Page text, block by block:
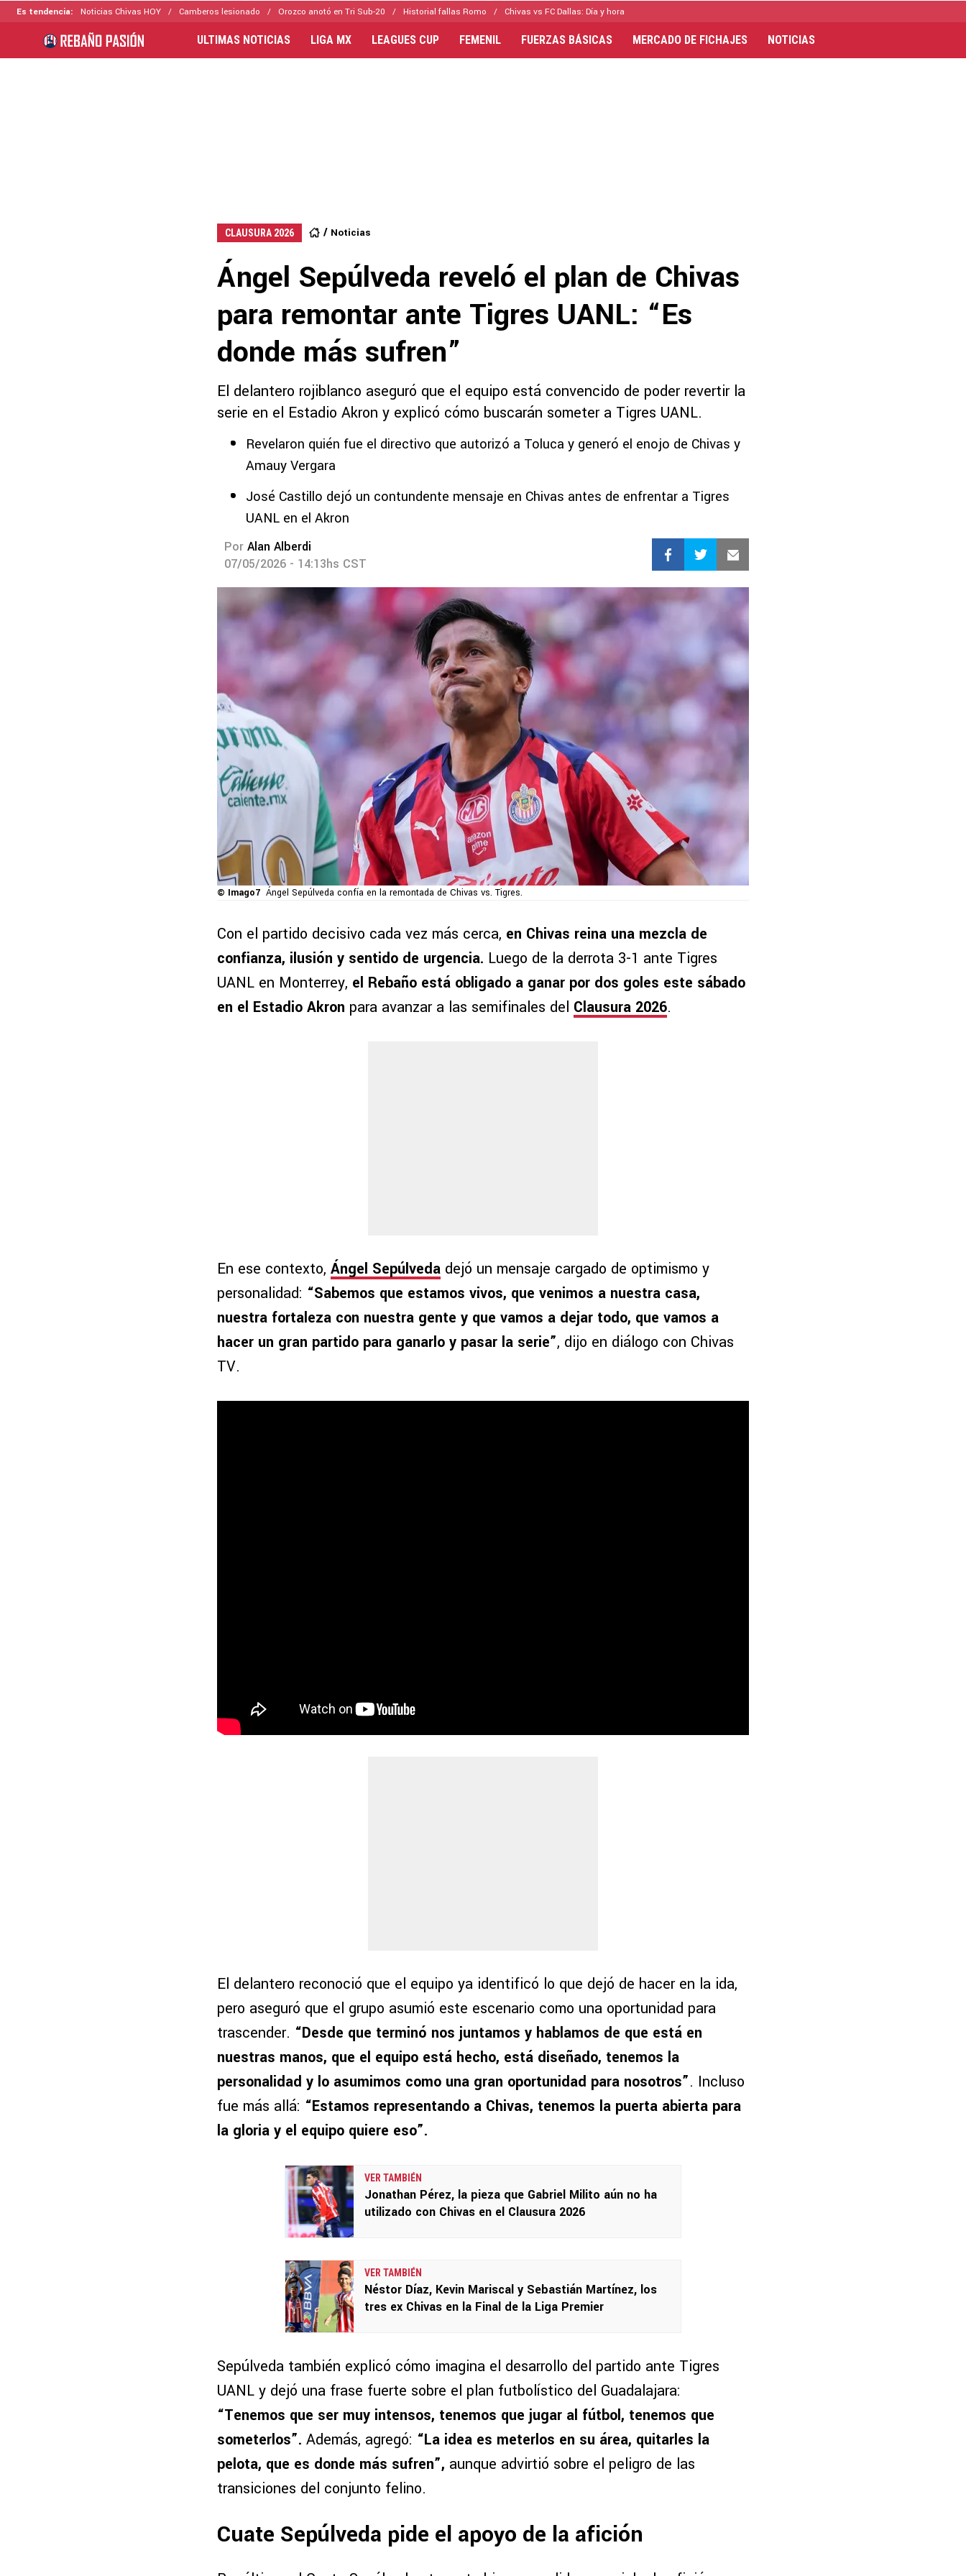
Es tendencia: Noticias Chivas HOY Camberos lesionado Orozco anotó en Tri Sub-20 Historial fallas Romo Chivas vs FC Dallas: Día y hora
ULTIMAS NOTICIAS LIGA MX LEAGUES CUP FEMENIL FUERZAS BÁSICAS MERCADO DE FICHAJES NOTICIAS
CLAUSURA 2026 Noticias
Ángel Sepúlveda reveló el plan de Chivas
para remontar ante Tigres UANL: “Es
donde más sufren”
El delantero rojiblanco aseguró que el equipo está convencido de poder revertir la
serie en el Estadio Akron y explicó cómo buscarán someter a Tigres UANL.
Revelaron quién fue el directivo que autorizó a Toluca y generó el enojo de Chivas y
Amauy Vergara
José Castillo dejó un contundente mensaje en Chivas antes de enfrentar a Tigres
UANL en el Akron
Por Alan Alberdi
07/05/2026 - 14:13hs CST
© Imago7 Ángel Sepúlveda confía en la remontada de Chivas vs. Tigres.
Con el partido decisivo cada vez más cerca, en Chivas reina una mezcla de
confianza, ilusión y sentido de urgencia. Luego de la derrota 3-1 ante Tigres
UANL en Monterrey, el Rebaño está obligado a ganar por dos goles este sábado
en el Estadio Akron para avanzar a las semifinales del Clausura 2026.
En ese contexto, Ángel Sepúlveda dejó un mensaje cargado de optimismo y
personalidad: “Sabemos que estamos vivos, que venimos a nuestra casa,
nuestra fortaleza con nuestra gente y que vamos a dejar todo, que vamos a
hacer un gran partido para ganarlo y pasar la serie”, dijo en diálogo con Chivas
TV.
El delantero reconoció que el equipo ya identificó lo que dejó de hacer en la ida,
pero aseguró que el grupo asumió este escenario como una oportunidad para
trascender. “Desde que terminó nos juntamos y hablamos de que está en
nuestras manos, que el equipo está hecho, está diseñado, tenemos la
personalidad y lo asumimos como una gran oportunidad para nosotros”. Incluso
fue más allá: “Estamos representando a Chivas, tenemos la puerta abierta para
la gloria y el equipo quiere eso”.
VER TAMBIÉN
Jonathan Pérez, la pieza que Gabriel Milito aún no ha
utilizado con Chivas en el Clausura 2026
VER TAMBIÉN
Néstor Díaz, Kevin Mariscal y Sebastián Martínez, los
tres ex Chivas en la Final de la Liga Premier
Sepúlveda también explicó cómo imagina el desarrollo del partido ante Tigres
UANL y dejó una frase fuerte sobre el plan futbolístico del Guadalajara:
“Tenemos que ser muy intensos, tenemos que jugar al fútbol, tenemos que
someterlos”. Además, agregó: “La idea es meterlos en su área, quitarles la
pelota, que es donde más sufren”, aunque advirtió sobre el peligro de las
transiciones del conjunto felino.
Cuate Sepúlveda pide el apoyo de la afición